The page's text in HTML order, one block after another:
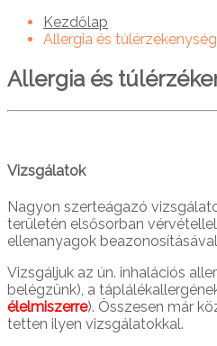
Kezdőlap
Allergia és
Allergia és
Vizsgálatok
Nagyon szerteágazó
területén elsősorban
ellenanyagok
Vizsgáljuk az ún. inhalációs
belégzünk), a
élelmiszerre). Összesen már
tetten ilyen vizsgálatokkal.